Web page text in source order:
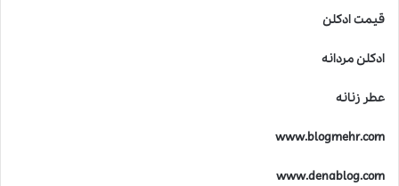
قیمت ادکلن
ادکلن مردانه
عطر زنانه
www.blogmehr.com
www.denablog.com